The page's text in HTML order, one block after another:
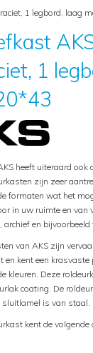
1 legbord, laag
1
heeft uiteraard
zijn zeer
formaten wat het
in uw ruimte en van
archief en bijvoorbeeld
van AKS zijn
en kent een
kleuren. Deze
coating. De
is van staal.
kent de